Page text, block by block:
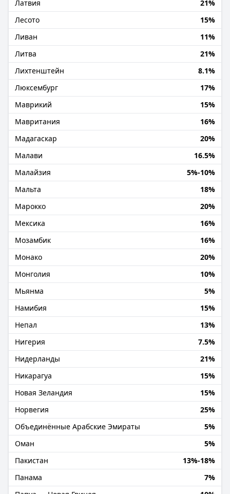
Латвия
21%
Лесото
15%
Ливан
11%
Литва
21%
Лихтенштейн
8.1%
Люксембург
17%
Маврикий
15%
Мавритания
16%
Мадагаскар
20%
Малави
16.5%
Малайзия
5%-10%
Мальта
18%
Марокко
20%
Мексика
16%
Мозамбик
16%
Монако
20%
Монголия
10%
Мьянма
5%
Намибия
15%
Непал
13%
Нигерия
7.5%
Нидерланды
21%
Никарагуа
15%
Новая Зеландия
15%
Норвегия
25%
Объединённые Арабские Эмираты
5%
Оман
5%
Пакистан
13%-18%
Панама
7%